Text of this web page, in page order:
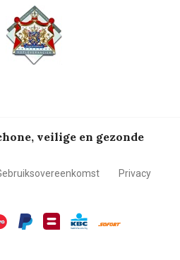
veilige en gezonde
Privacy